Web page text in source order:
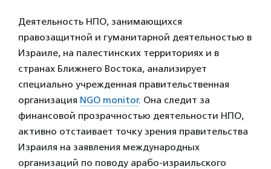
Деятельность НПО, занимающихся
правозащитной и гуманитарной деятельностью в
Израиле, на палестинских территориях и в
странах Ближнего Востока, анализирует
специально учрежденная правительственная
организация NGO monitor. Она следит за
финансовой прозрачностью деятельности НПО,
активно отстаивает точку зрения правительства
Израиля на заявления международных
организаций по поводу арабо-израильского